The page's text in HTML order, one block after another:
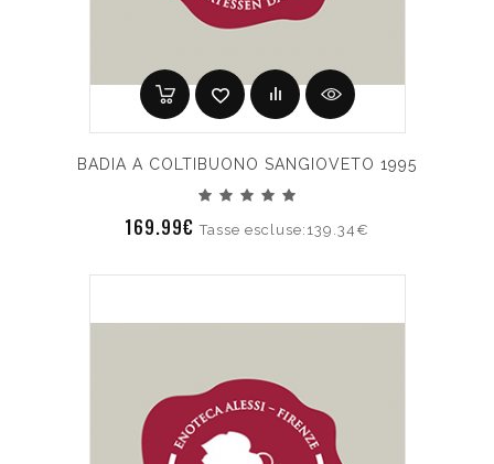
BADIA A COLTIBUONO SANGIOVETO 1995
169.99€Tasse escluse:139.34€